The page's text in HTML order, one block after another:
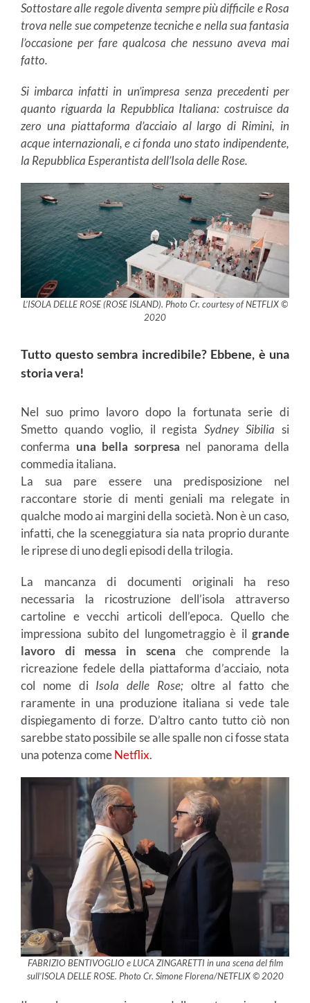
Sottostare alle regole diventa sempre più difficile e Rosa
trova nelle sue competenze tecniche e nella sua fantasia
l’occasione per fare qualcosa che nessuno aveva mai
fatto.
Si imbarca infatti in un’impresa senza precedenti per
quanto riguarda la Repubblica Italiana: costruisce da
zero una piattaforma d’acciaio al largo di Rimini, in
acque internazionali, e ci fonda uno stato indipendente,
la Repubblica Esperantista dell’Isola delle Rose.
L’ISOLA DELLE ROSE (ROSE ISLAND). Photo Cr. courtesy of NETFLIX ©
2020
Tutto questo sembra incredibile? Ebbene, è una
storia vera!
Nel suo primo lavoro dopo la fortunata serie di
Smetto quando voglio, il registaSydney Sibilia si
conferma una bella sorpresa nel panorama della
commedia italiana.
La sua pare essere una predisposizione nel
raccontare storie di menti geniali ma relegate in
qualche modo ai margini della società. Non è un caso,
infatti, che la sceneggiatura sia nata proprio durante
le riprese di uno degli episodi della trilogia.
La mancanza di documenti originali ha reso
necessaria la ricostruzione dell’isola attraverso
cartoline e vecchi articoli dell’epoca. Quello che
impressiona subito del lungometraggio è il grande
lavoro di messa in scena che comprende la
ricreazione fedele della piattaforma d’acciaio, nota
col nome di Isola delle Rose; oltre al fatto che
raramente in una produzione italiana si vede tale
dispiegamento di forze. D’altro canto tutto ciò non
sarebbe stato possibile se alle spalle non ci fosse stata
una potenza comeNetflix.
FABRIZIO BENTIVOGLIO e LUCA ZINGARETTI in una scena del film
sull’ISOLA DELLE ROSE. Photo Cr. Simone Florena/NETFLIX © 2020